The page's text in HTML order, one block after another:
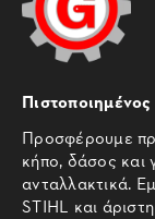
Προσφέρουμε
κήπο, δάσος και
ανταλλακτικά.
STIHL και